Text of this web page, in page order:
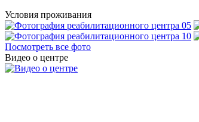
Условия проживания
Посмотреть все фото
Видео о центре